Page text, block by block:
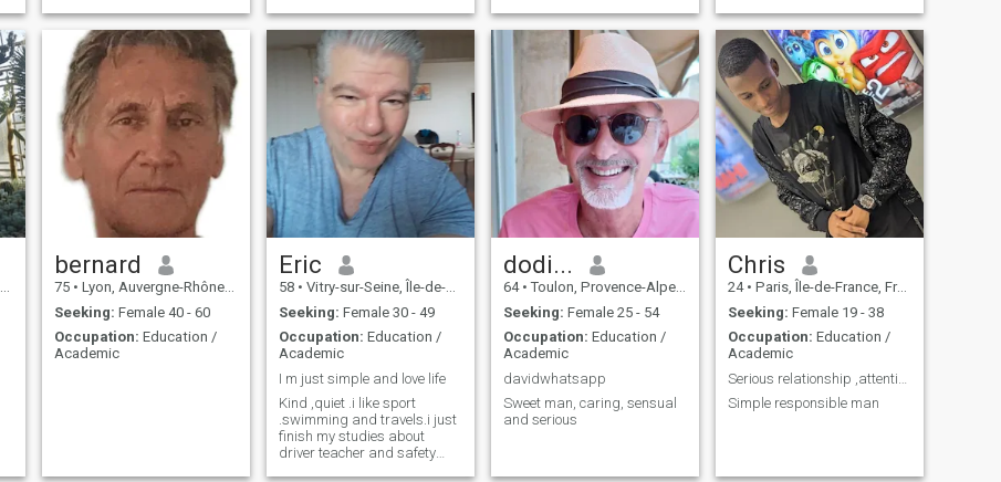
intellectuelle et sociale. Je
suis fondamentalement
métissée de par les origines
de ma mère et même si je
suis bapti
bernard
75 • Lyon, Auvergne-Rhône-Alpes, France
Seeking: Female 40 - 60
Occupation: Education /
Academic
Eric
58 • Vitry-sur-Seine, Île-de-France, France
Seeking: Female 30 - 49
Occupation: Education /
Academic
I m just simple and love life
Kind ,quiet .i like sport
.swimming and travels.i just
finish my studies about
driver teacher and safety
dodi...
64 • Toulon, Provence-Alpes-Côte d'Azur, France
Seeking: Female 25 - 54
Occupation: Education /
Academic
davidwhatsapp
Sweet man, caring, sensual
and serious
Chris
24 • Paris, Île-de-France, France
Seeking: Female 19 - 38
Occupation: Education /
Academic
Simple responsible man